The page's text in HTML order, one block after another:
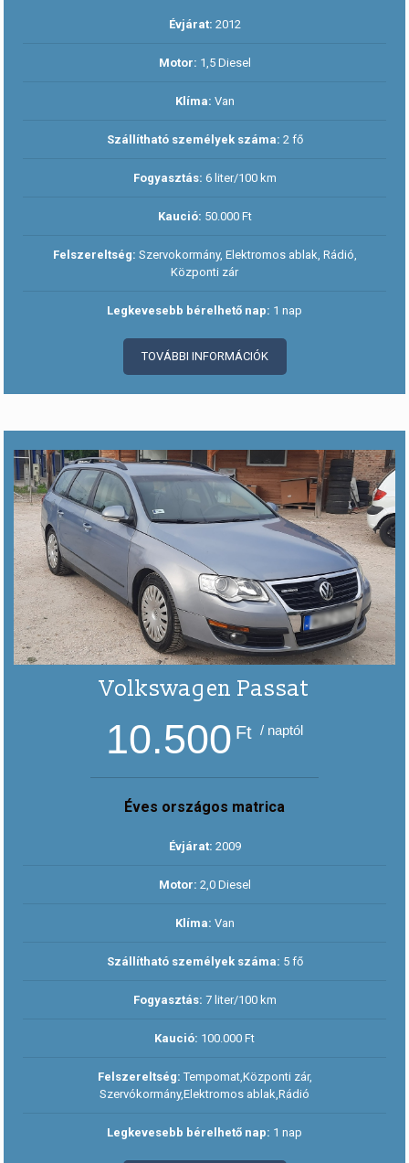
Évjárat: 2012
Motor: 1,5 Diesel
Klíma: Van
Szállítható személyek száma: 2 fő
Fogyasztás: 6 liter/100 km
Kaució: 50.000 Ft
Felszereltség: Szervokormány, Elektromos ablak, Rádió,
Központi zár
Legkevesebb bérelhető nap: 1 nap
TOVÁBBI INFORMÁCIÓK
Volkswagen Passat
10.500 Ft / naptól
Éves országos matrica
Évjárat: 2009
Motor: 2,0 Diesel
Klíma: Van
Szállítható személyek száma: 5 fő
Fogyasztás: 7 liter/100 km
Kaució: 100.000 Ft
Felszereltség: Tempomat,Központi zár,
Szervókormány,Elektromos ablak,Rádió
Legkevesebb bérelhető nap: 1 nap